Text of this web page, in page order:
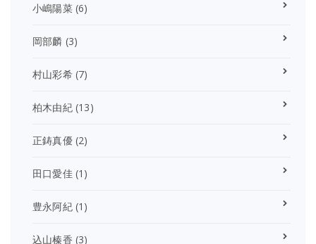
小嶋陽菜(6)
岡部麟 (3)
村山彩希(7)
柏木由紀(13)
正鋳真優(2)
田口愛佳(1)
豊永阿紀(1)
込山榛香 (3)